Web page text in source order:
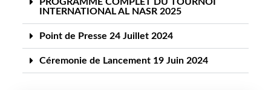
INTERNATIONAL AL NASR 2025
Point de Presse 24 Juillet 2024
Céremonie de Lancement 19 Juin 2024